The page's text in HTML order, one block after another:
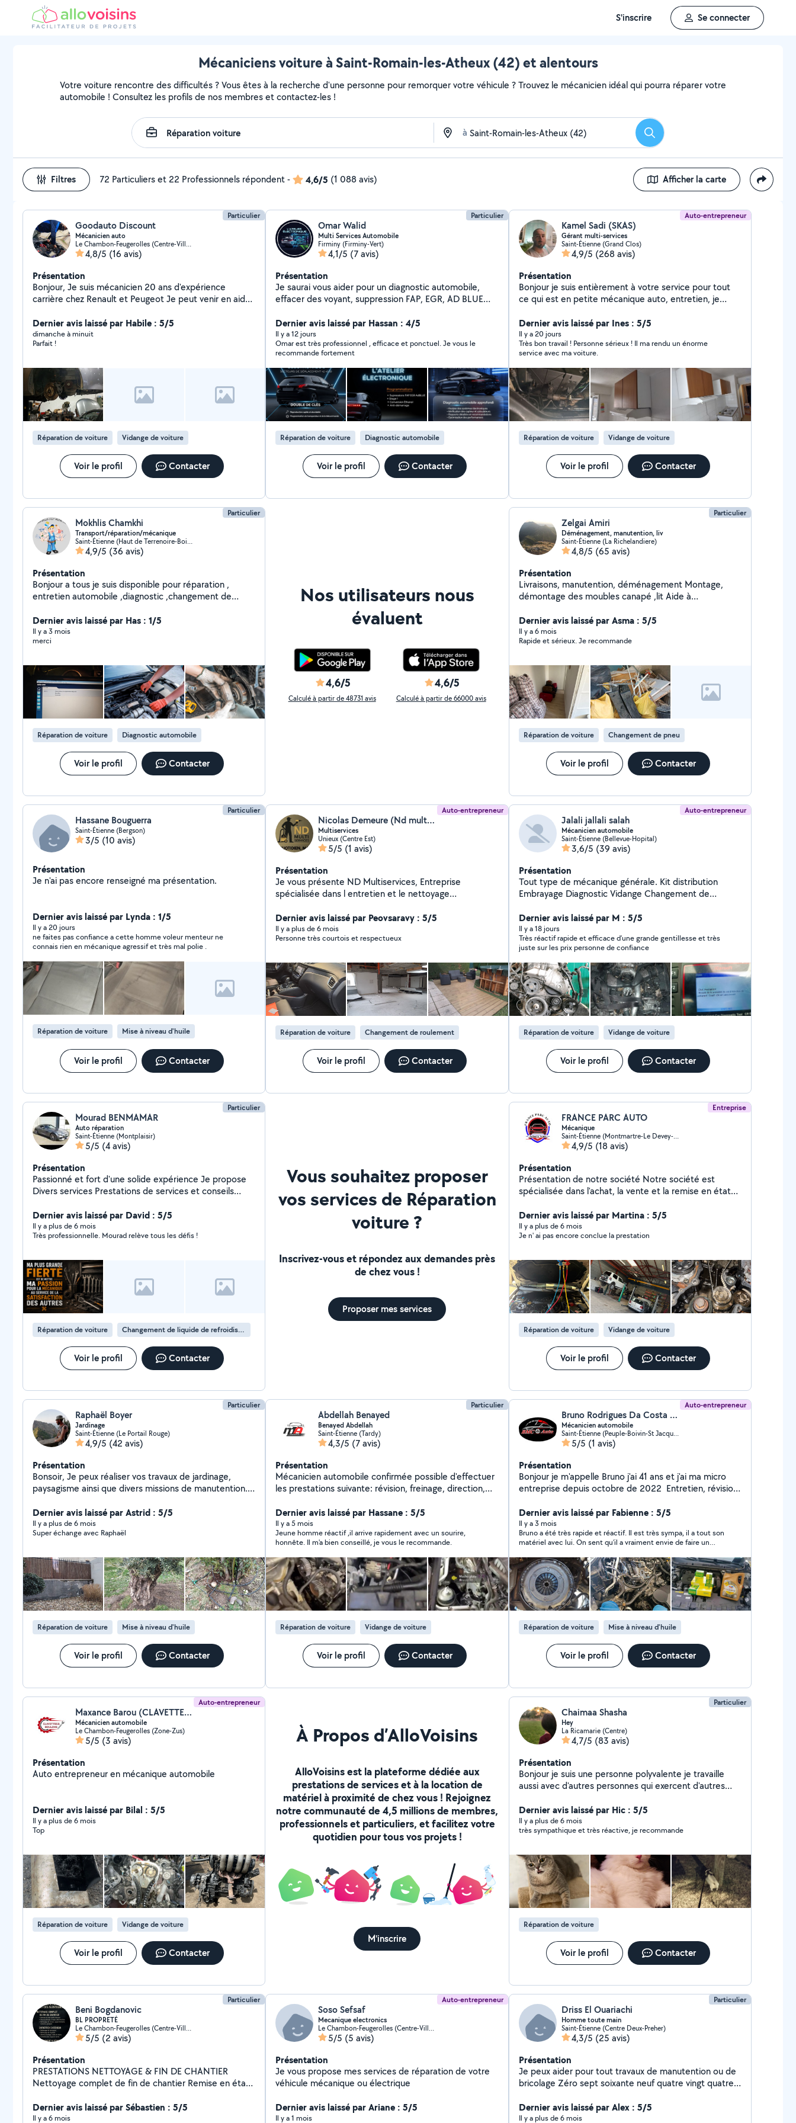
S'inscrire Se connecter
Mécaniciens voiture à Saint-Romain-les-Atheux (42) et alentours
Votre voiture rencontre des difficultés ? Vous êtes à la recherche d'une personne pour remorquer votre véhicule ? Trouvez le mécanicien idéal qui pourra réparer votre
automobile ! Consultez les profils de nos membres et contactez-les !
à Rechercher
Filtres 72 Particuliers et 22 Professionnels répondent- 4,6/5 (1 088 avis) Afficher la carte
Particulier
Goodauto Discount
Mécanicien auto
Le Chambon-Feugerolles (Centre-Ville-Ouest)
4,8/5 (16 avis)
Présentation
Bonjour, Je suis mécanicien 20 ans d'expérience
carrière chez Renault et Peugeot Je peut venir en aide
dépannage mécanique et diagnostic et programmation
automobile double de clés je suis organisé et outillé
disponible rapidement.
Dernier avis laissé par Habile : 5/5
dimanche à minuit
Parfait !
Réparation de voiture Vidange de voiture
Voir le profil Contacter
Particulier
Omar Walid
Multi Services Automobile
Firminy (Firminy-Vert)
4,1/5 (7 avis)
Présentation
Je saurai vous aider pour un diagnostic automobile,
effacer des voyant, suppression FAP, EGR, AD BLUE
bientôt
Dernier avis laissé par Hassan : 4/5
Il y a 12 jours
Omar est très professionnel , efficace et ponctuel. Je vous le
recommande fortement
Réparation de voiture Diagnostic automobile
Voir le profil Contacter
Auto-entrepreneur
Kamel Sadi (SKAS)
Gérant multi-services
Saint-Étienne (Grand Clos)
4,9/5 (268 avis)
Présentation
Bonjour je suis entièrement à votre service pour tout
ce qui est en petite mécanique auto, entretien, je
extérieur et intérieur de votre habitation, je propose
mes services en déménagement .
Dernier avis laissé par Ines : 5/5
Il y a 20 jours
Très bon travail ! Personne sérieux ! Il ma rendu un énorme
service avec ma voiture.
Réparation de voiture Vidange de voiture
Voir le profil Contacter
Particulier
Mokhlis Chamkhi
Transport/réparation/mécanique
Saint-Étienne (Haut de Terrenoire-Bois d'Avaize)
4,9/5 (36 avis)
Présentation
Bonjour a tous je suis disponible pour réparation ,
entretien automobile ,diagnostic ,changement de
fourgon et nettoyage maison et fin de chantier
N'hésitez pas a demander.
Dernier avis laissé par Has : 1/5
Il y a 3 mois
merci
Réparation de voiture Diagnostic automobile
Voir le profil Contacter
Nos utilisateurs nous
évaluent
4,6/5
Calculé à partir de 48731 avis
4,6/5
Calculé à partir de 66000 avis
Particulier
Zelgai Amiri
Déménagement, manutention, liv
Saint-Étienne (La Richelandiere)
4,8/5 (65 avis)
Présentation
Livraisons, manutention, déménagement Montage,
démontage des moubles canapé ,lit Aide à
Dernier avis laissé par Asma : 5/5
Il y a 6 mois
Rapide et sérieux. Je recommande
Réparation de voiture Changement de pneu
Voir le profil Contacter
Particulier
Hassane Bouguerra
Saint-Étienne (Bergson)
3/5 (10 avis)
Présentation
Je n'ai pas encore renseigné ma présentation.
Dernier avis laissé par Lynda : 1/5
Il y a 20 jours
ne faites pas confiance a cette homme voleur menteur ne
connais rien en mécanique agressif et très mal polie .
Réparation de voiture Mise à niveau d'huile
Voir le profil Contacter
Auto-entrepreneur
Nicolas Demeure (Nd multi services)
Multiservices
Unieux (Centre Est)
5/5 (1 avis)
Présentation
Je vous présente ND Multiservices, Entreprise
spécialisée dans l entretien et le nettoyage
Nettoyage de bureaux, commerces, locaux
professionnels - Nettoyage après travaux - Nettoyage
de votre domicile - Nettoyage et entretiens de
- Nettoyage et entretiens de vos extérieurs - Ainsi que
divers travaux. Ma priorité: un travail soigné, régulier et
fiable.
Dernier avis laissé par Peovsaravy : 5/5
Il y a plus de 6 mois
Personne très courtois et respectueux
Réparation de voiture Changement de roulement
Voir le profil Contacter
Auto-entrepreneur
Jalali jallali salah
Mécanicien automobile
Saint-Étienne (Bellevue-Hopital)
3,6/5 (39 avis)
Présentation
Tout type de mécanique générale. Kit distribution
Embrayage Diagnostic Vidange Changement de
domicile a tout moment. Je possède 15 ans
d'expérience dans le domaine de véhicule.
Dernier avis laissé par M : 5/5
Il y a 18 jours
Très réactif rapide et efficace d’une grande gentillesse et très
juste sur les prix personne de confiance
Réparation de voiture Vidange de voiture
Voir le profil Contacter
Particulier
Mourad BENMAMAR
Auto réparation
Saint-Étienne (Montplaisir)
5/5 (4 avis)
Présentation
Passionné et fort d'une solide expérience Je propose
Divers services Prestations de services et conseils
après contrôle technique Auto, mécanique, diagnostic,
entretien Mécanicien auto confirmé Remplacement de
tout type de pièces Embrayage, distribution,
arrière et avant Échappement, climatisation, et bien
d'autres services recherche de panne Pont élévateur et
outillage complet Posez votre demande ou contactez-
moi directement
Dernier avis laissé par David : 5/5
Il y a plus de 6 mois
Très professionnelle. Mourad relève tous les défis !
Réparation de voiture Changement de liquide de refroidissement
Voir le profil Contacter
Vous souhaitez proposer
vos services de Réparation
voiture ?
Inscrivez-vous et répondez aux demandes près
de chez vous !
Proposer mes services
Entreprise
FRANCE PARC AUTO
Mécanique
Saint-Étienne (Montmartre-Le Devey-Malacussy)
4,9/5 (18 avis)
Présentation
Présentation de notre société Notre société est
spécialisée dans l'achat, la vente et la remise en état
gamme de véhicules toutes marques, soigneusement
sélectionnés pour leur qualité et leur fiabilité. Que ce
soit pour des voitures, des motos ou des utilitaires,
état, prêts à rouler. Nous mettons également à votre
disposition un service de mécanique, capable
d'intervenir sur tous types de véhicules, quelle que soit
la marque. Nos techniciens expérimentés assurent
l'entretien, les réparations et les contrôles techniques
nécessaires pour garantir la sécurité et la performance
de votre véhicule. Avec un service client personnalisé
et une grande expertise dans notre domaine, nous
vous offrons une expérience de confiance.
Dernier avis laissé par Martina : 5/5
Il y a plus de 6 mois
Je n' ai pas encore conclue la prestation
Réparation de voiture Vidange de voiture
Voir le profil Contacter
Particulier
Raphaël Boyer
Jardinage
Saint-Étienne (Le Portail Rouge)
4,9/5 (42 avis)
Présentation
Bonsoir, Je peux réaliser vos travaux de jardinage,
paysagisme ainsi que divers missions de manutention.
Dernier avis laissé par Astrid : 5/5
Il y a plus de 6 mois
Super échange avec Raphaël
Réparation de voiture Mise à niveau d'huile
Voir le profil Contacter
Particulier
Abdellah Benayed
Benayed Abdellah
Saint-Étienne (Tardy)
4,3/5 (7 avis)
Présentation
Mécanicien automobile confirmée possible d'effectuer
les prestations suivante: révision, freinage, direction,
embrayage, diagnostique electronique calculateur etc
... . Le travail de bonne envergure et la satisfaction du
client est indispensable à mon encontre.
Dernier avis laissé par Hassane : 5/5
Il y a 5 mois
Jeune homme réactif ,il arrive rapidement avec un sourire,
honnête. Il m'a bien conseillé, je vous le recommande.
Réparation de voiture Vidange de voiture
Voir le profil Contacter
Auto-entrepreneur
Bruno Rodrigues Da Costa (BMC AUTO)
Mécanicien automobile
Saint-Étienne (Peuple-Boivin-St Jacques)
5/5 (1 avis)
Présentation
Bonjour je m'appelle Bruno j'ai 41 ans et j'ai ma micro
entreprise depuis octobre de 2022 Entretien, révision,
N'hésitez pas à me contacter pour toute question
Dernier avis laissé par Fabienne : 5/5
Il y a 3 mois
Bruno a été très rapide et réactif. Il est très sympa, il a tout son
matériel avec lui. On sent qu’il a vraiment envie de faire un
Réparation de voiture Mise à niveau d'huile
Voir le profil Contacter
Auto-entrepreneur
Maxance Barou (CLAVETTES&BOULONS)
Mécanicien automobile
Le Chambon-Feugerolles (Zone-Zus)
5/5 (3 avis)
Présentation
Auto entrepreneur en mécanique automobile
Dernier avis laissé par Bilal : 5/5
Il y a plus de 6 mois
Top
Réparation de voiture Vidange de voiture
Voir le profil Contacter
À Propos d’AlloVoisins
AlloVoisins est la plateforme dédiée aux
prestations de services et à la location de
matériel à proximité de chez vous ! Rejoignez
notre communauté de 4,5 millions de membres,
professionnels et particuliers, et facilitez votre
quotidien pour tous vos projets !
M'inscrire
Particulier
Chaimaa Shasha
Hey
La Ricamarie (Centre)
4,7/5 (83 avis)
Présentation
Bonjour je suis une personne polyvalente je travaille
aussi avec d'autres personnes qui exercent d'autres
informatique et ménage garde d'animaux ...... je peux
très bien vous faciliter la tâche afin de vous mettre en
relation avec ces personnes professionnels n'hésitez
Dernier avis laissé par Hic : 5/5
Il y a plus de 6 mois
très sympathique et très réactive, je recommande
Réparation de voiture
Voir le profil Contacter
Particulier
Beni Bogdanovic
BL PROPRETÉ
Le Chambon-Feugerolles (Centre-Ville-Est)
5/5 (2 avis)
Présentation
PRESTATIONS NETTOYAGE & FIN DE CHANTIER
Nettoyage complet de fin de chantier Remise en état
Nettoyage de locaux, appartements, maisons, garages
ENTRETIEN EXTÉRIEUR Nettoyage de terrasses
Dernier avis laissé par Sébastien : 5/5
Il y a 6 mois
Auto-entrepreneur
Soso Sefsaf
Mecanique electronics
Le Chambon-Feugerolles (Centre-Ville-Ouest)
5/5 (5 avis)
Présentation
Je vous propose mes services de réparation de votre
véhicule mécanique ou électrique
Dernier avis laissé par Ariane : 5/5
Il y a 1 mois
Particulier
Driss El Ouariachi
Homme toute main
Saint-Étienne (Centre Deux-Preher)
4,3/5 (25 avis)
Présentation
Je peux aider pour tout travaux de manutention ou de
bricolage Zéro sept soixante neuf quatre vingt quatre
Dernier avis laissé par Alex : 5/5
Il y a plus de 6 mois